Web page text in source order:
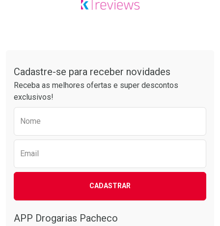
Cadastre-se para receber novidades
Receba as melhores ofertas e super descontos
exclusivos!
Nome
Email
CADASTRAR
APP Drogarias Pacheco